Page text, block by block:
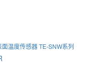
温度传感器 TE-SNW系列